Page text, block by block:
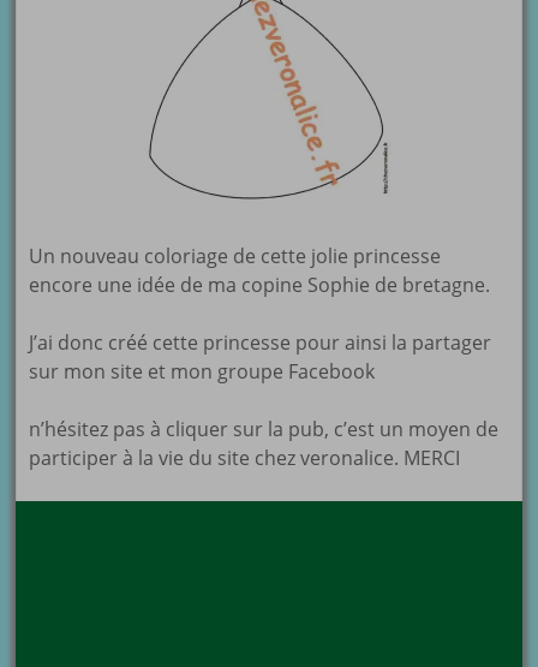
Un nouveau coloriage de cette jolie princesse
encore une idée de ma copine Sophie de bretagne.
J’ai donc créé cette princesse pour ainsi la partager
sur mon site et mon groupe Facebook
n’hésitez pas à cliquer sur la pub, c’est un moyen de
participer à la vie du site chez veronalice. MERCI